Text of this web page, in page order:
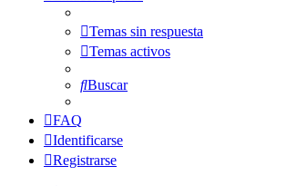
Temas sin respuesta
Temas activos
Buscar
FAQ
Identificarse
Registrarse